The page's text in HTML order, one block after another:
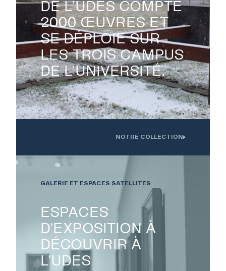

Oeuvre installée devant l'Institution interdisciplinaire d'innovation
DE L’UDES COMPTE
2000 ŒUVRES ET
SE DÉPLOIE SUR
LES TROIS CAMPUS
DE L’UNIVERSITÉ.
NOTRE COLLECTION
ESPACES
D'EXPOSITION À
DÉCOUVRIR À
L'UDES
GALERIE ET ESPACES SATELLITES